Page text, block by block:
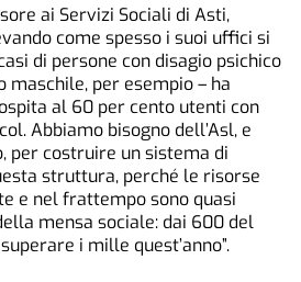
ai Servizi Sociali di Asti,
come spesso i suoi uffici si
di persone con disagio psichico
maschile, per esempio – ha
al 60 per cento utenti con
Abbiamo bisogno dell’Asl, e
per costruire un sistema di
struttura, perché le risorse
e nel frattempo sono quasi
mensa sociale: dai 600 del
i mille quest’anno”.